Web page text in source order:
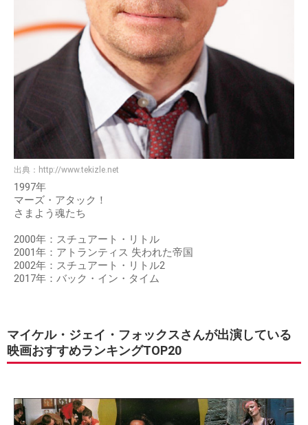
出典： http://www.tekizle.net
1997年
マーズ・アタック！
さまよう魂たち
2000年：スチュアート・リトル
2001年：アトランティス 失われた帝国
2002年：スチュアート・リトル2
2017年：バック・イン・タイム
マイケル・ジェイ・フォックスさんが出演している
映画おすすめランキングTOP20